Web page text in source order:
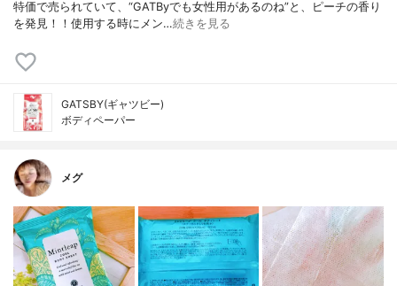
特価で売られていて、“GATByでも女性用があるのね”と、ピーチの香り
を発見！！使用する時にメン…続きを見る
GATSBY(ギャツビー)
ボディペーパー
メグ